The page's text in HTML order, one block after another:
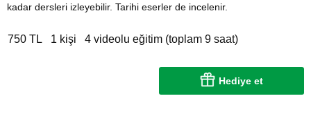
kadar dersleri izleyebilir. Tarihi eserler de incelenir.
750 TL 1 kişi 4 videolu eğitim (toplam 9 saat)
Hediye et